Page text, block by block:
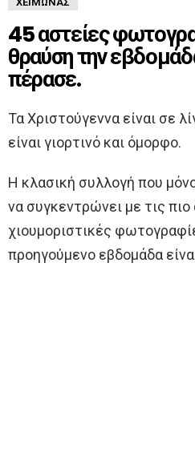
45 αστείες
θραύση την
πέρασε.
Τα Χριστούγεννα είναι σε
είναι γιορτινό και όμορφο.
Η κλασική συλλογή που
να συγκεντρώνει με τις πιο
χιουμοριστικές
προηγούμενο εβδομάδα